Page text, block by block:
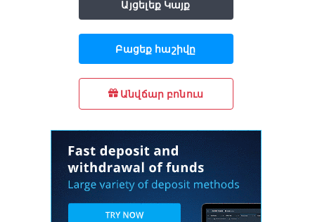
Այցելեք Կայք
Բացեք հաշիվը
Անվճար բոնուս